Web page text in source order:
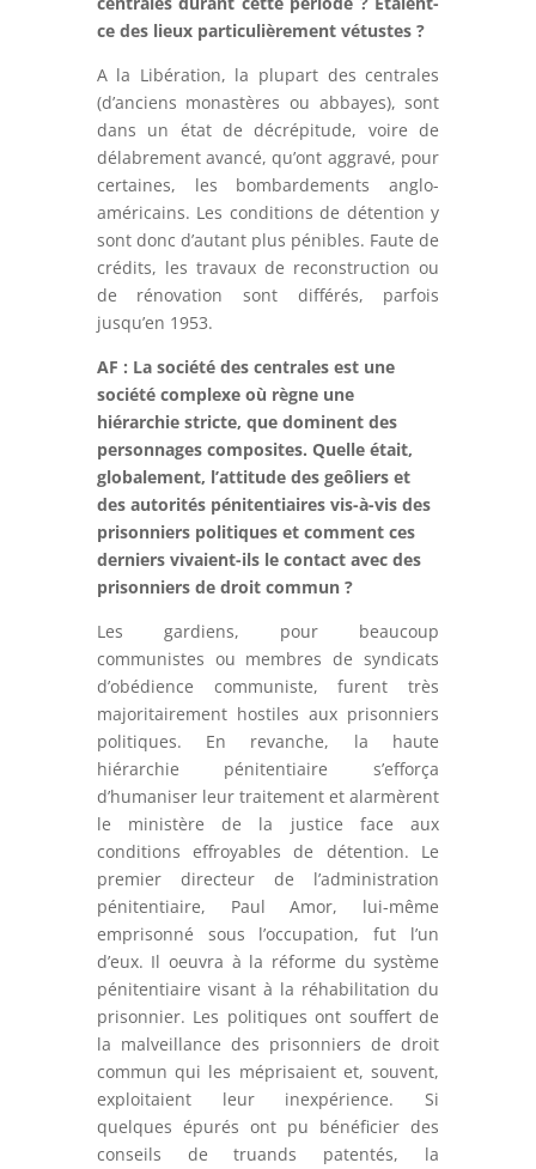
ce des lieux particulièrement vétustes ?
A la Libération, la plupart des centrales
(d’anciens monastères ou abbayes), sont
dans un état de décrépitude, voire de
délabrement avancé, qu’ont aggravé, pour
certaines, les bombardements anglo-
américains. Les conditions de détention y
sont donc d’autant plus pénibles. Faute de
crédits, les travaux de reconstruction ou
de rénovation sont différés, parfois
jusqu’en 1953.
AF : La société des centrales est une
société complexe où règne une
hiérarchie stricte, que dominent des
personnages composites. Quelle était,
globalement, l’attitude des geôliers et
des autorités pénitentiaires vis-à-vis des
prisonniers politiques et comment ces
derniers vivaient-ils le contact avec des
prisonniers de droit commun ?
Les gardiens, pour beaucoup
communistes ou membres de syndicats
d’obédience communiste, furent très
majoritairement hostiles aux prisonniers
politiques. En revanche, la haute
hiérarchie pénitentiaire s’efforça
d’humaniser leur traitement et alarmèrent
le ministère de la justice face aux
conditions effroyables de détention. Le
premier directeur de l’administration
pénitentiaire, Paul Amor, lui-même
emprisonné sous l’occupation, fut l’un
d’eux. Il oeuvra à la réforme du système
pénitentiaire visant à la réhabilitation du
prisonnier. Les politiques ont souffert de
la malveillance des prisonniers de droit
commun qui les méprisaient et, souvent,
exploitaient leur inexpérience. Si
quelques épurés ont pu bénéficier des
conseils de truands patentés, la